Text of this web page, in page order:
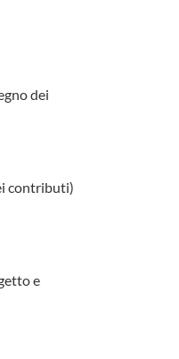
dei
contributi)
e